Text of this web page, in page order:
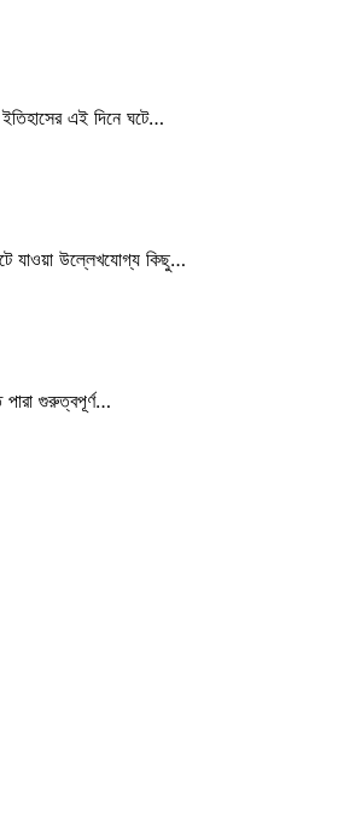
এই দিনে ঘটে…
যাওয়া উল্লেখযোগ্য কিছু…
গুরুত্বপূর্ণ…